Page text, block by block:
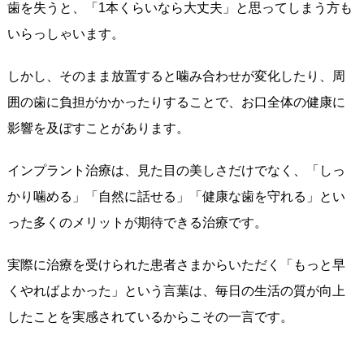
歯を失うと、「1本くらいなら大丈夫」と思ってしまう方も
いらっしゃいます。
しかし、そのまま放置すると噛み合わせが変化したり、周
囲の歯に負担がかかったりすることで、お口全体の健康に
影響を及ぼすことがあります。
インプラント治療は、見た目の美しさだけでなく、「しっ
かり噛める」「自然に話せる」「健康な歯を守れる」とい
った多くのメリットが期待できる治療です。
実際に治療を受けられた患者さまからいただく「もっと早
くやればよかった」という言葉は、毎日の生活の質が向上
したことを実感されているからこその一言です。